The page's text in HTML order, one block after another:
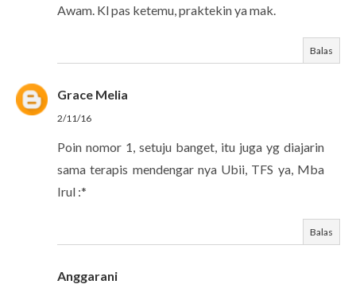
Awam. Kl pas ketemu, praktekin ya mak.
Balas
Grace Melia
2/11/16
Poin nomor 1, setuju banget, itu juga yg diajarin
sama terapis mendengar nya Ubii, TFS ya, Mba
Irul :*
Balas
Anggarani